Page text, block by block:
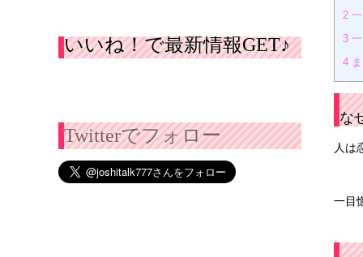
2
3
4
な
人は
一目
いいね！で最新情報GET♪
Twitterでフォロー